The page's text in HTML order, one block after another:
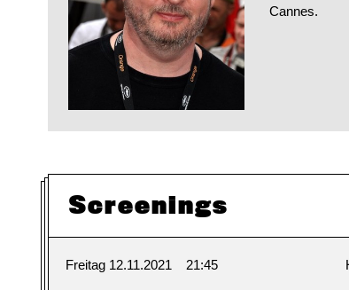
Cannes.
Screenings
Freitag 12.11.2021 21:45